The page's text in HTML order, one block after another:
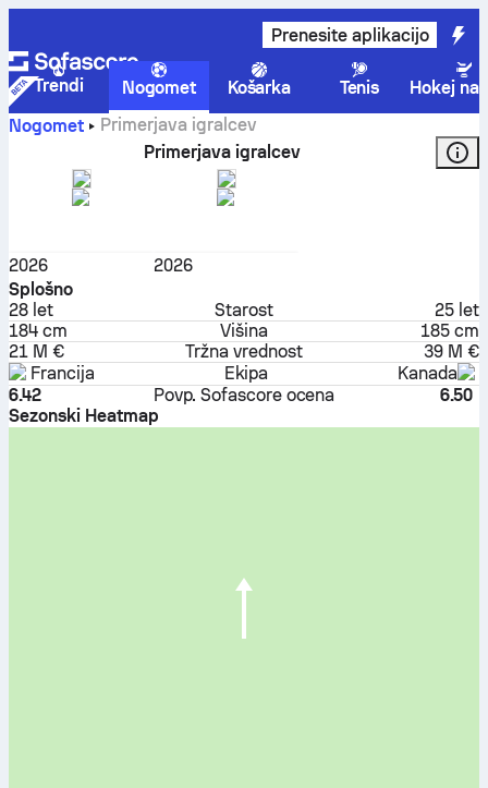
Prenesite aplikacijo
Trendi Nogomet Košarka Tenis
Hokej na
Nogomet
Primerjava igralcev
Primerjava igralcev
2026
2026
Splošno
28 let Starost 25 let
184 cm
Višina
185 cm
21 M €
Tržna vrednost
39 M €
Francija
Ekipa
Kanada
6.42
Povp. Sofascore ocena
6.50
Sezonski Heatmap